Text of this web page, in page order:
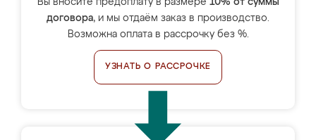
Вы вносите предоплату в размере 10% от суммы
договора, и мы отдаём заказ в производство.
Возможна оплата в рассрочку без %.
УЗНАТЬ О РАССРОЧКЕ